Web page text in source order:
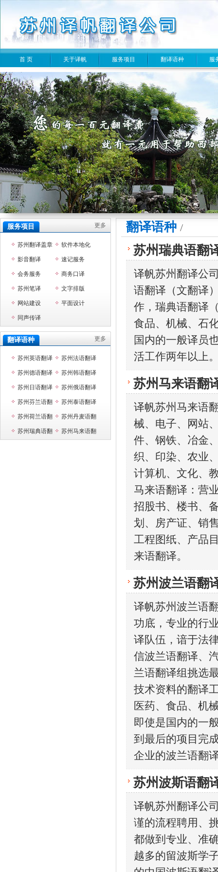
首 页 关于译帆 服务项目 翻译语种 服
翻译语种 /
苏州瑞典语翻
译帆苏州翻译公
语翻译（文翻译
作，瑞典语翻译
食品、机械、石
国内的一般译员
活工作两年以上
苏州马来语翻
译帆苏州马来语
械、电子、网站
件、钢铁、冶金
织、印染、农业
计算机、文化、
马来语翻译：营
招股书、楼书、
划、房产证、销
工程图纸、产品
来语翻译。
苏州波兰语翻
译帆苏州波兰语
功底，专业的行
译队伍，谙于法
信波兰语翻译、
兰语翻译组挑选
技术资料的翻译
医药、食品、机
即使是国内的一
到最后的项目完
企业的波兰语翻
苏州波斯语翻
译帆苏州翻译公
谨的流程聘用、
都做到专业、准
越多的留波斯学
服务项目 更多
苏州翻译盖章 软件本地化
影音翻译 速记服务
会务服务 商务口译
苏州笔译 文字排版
网站建设 平面设计
同声传译
翻译语种 更多
苏州英语翻译 苏州法语翻译
苏州德语翻译 苏州韩语翻译
苏州日语翻译 苏州俄语翻译
苏州芬兰语翻
译
苏州泰语翻译
苏州荷兰语翻
译
苏州丹麦语翻
译
苏州瑞典语翻 苏州马来语翻